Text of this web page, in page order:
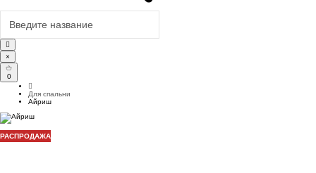
×
0
Для спальни
Айриш
РАСПРОДАЖА